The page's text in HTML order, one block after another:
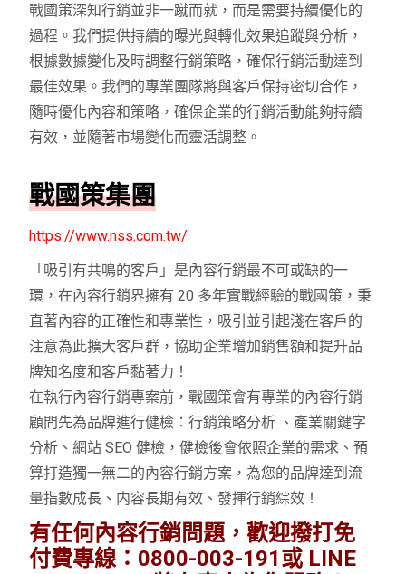
戰國策深知行銷並非一蹴而就，而是需要持續優化的
過程。我們提供持續的曝光與轉化效果追蹤與分析，
根據數據變化及時調整行銷策略，確保行銷活動達到
最佳效果。我們的專業團隊將與客戶保持密切合作，
隨時優化內容和策略，確保企業的行銷活動能夠持續
有效，並隨著市場變化而靈活調整。
戰國策集團
https://www.nss.com.tw/
「吸引有共鳴的客戶」是內容行銷最不可或缺的一
環，在內容行銷界擁有 20 多年實戰經驗的戰國策，秉
直著內容的正確性和專業性，吸引並引起淺在客戶的
注意為此擴大客戶群，協助企業增加銷售額和提升品
牌知名度和客戶黏著力！
在執行內容行銷專案前，戰國策會有專業的內容行銷
顧問先為品牌進行健檢：行銷策略分析 、產業關鍵字
分析、網站 SEO 健檢，健檢後會依照企業的需求、預
算打造獨一無二的內容行銷方案，為您的品牌達到流
量指數成長、内容長期有效、發揮行銷綜效！
有任何內容行銷問題，歡迎撥打免
付費專線：0800-003-191或 LINE